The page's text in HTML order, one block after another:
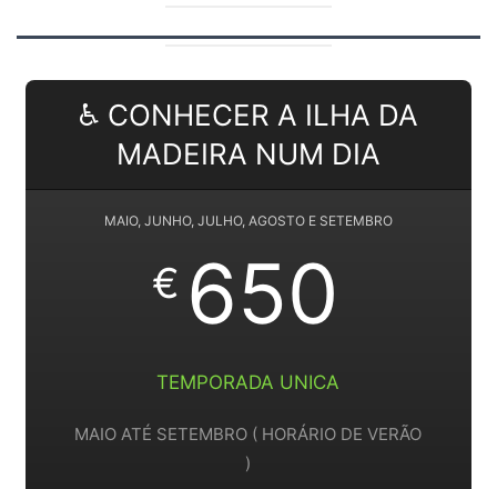
♿ CONHECER A ILHA DA
MADEIRA NUM DIA
MAIO, JUNHO, JULHO, AGOSTO E SETEMBRO
€ 650
TEMPORADA UNICA
MAIO ATÉ SETEMBRO ( HORÁRIO DE VERÃO
)